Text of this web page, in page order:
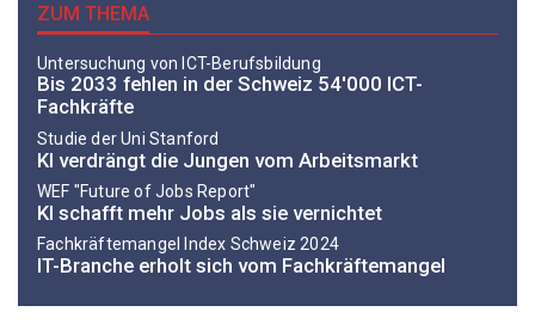
ZUM THEMA
Untersuchung von ICT-Berufsbildung
Bis 2033 fehlen in der Schweiz 54'000 ICT-
Fachkräfte
Studie der Uni Stanford
KI verdrängt die Jungen vom Arbeitsmarkt
WEF "Future of Jobs Report"
KI schafft mehr Jobs als sie vernichtet
Fachkräftemangel Index Schweiz 2024
IT-Branche erholt sich vom Fachkräftemangel